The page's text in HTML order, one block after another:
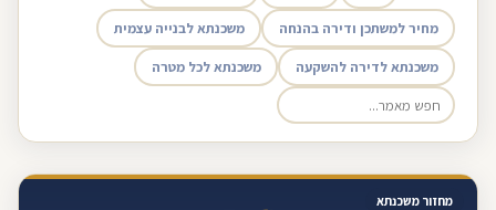
מחיר למשתכן ודירה בהנחה משכנתא לבנייה עצמית
משכנתא לדירה להשקעה משכנתא לכל מטרה
מחזור משכנתא